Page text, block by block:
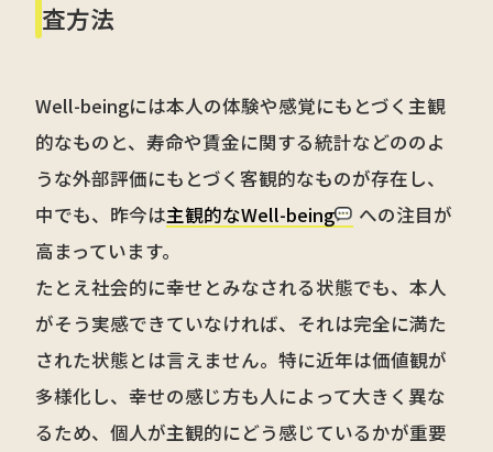
査方法
Well-beingには本人の体験や感覚にもとづく主観
的なものと、寿命や賃金に関する統計などののよ
うな外部評価にもとづく客観的なものが存在し、
中でも、昨今は主観的なWell-being
への注目が
高まっています。
たとえ社会的に幸せとみなされる状態でも、本人
がそう実感できていなければ、それは完全に満た
された状態とは言えません。特に近年は価値観が
多様化し、幸せの感じ方も人によって大きく異な
るため、個人が主観的にどう感じているかが重要